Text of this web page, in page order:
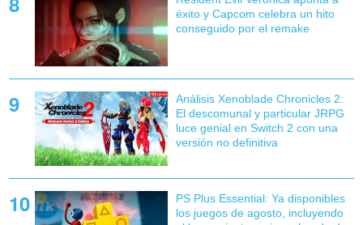
éxito y Capcom celebra un hito
conseguido por el remake
Análisis Xenoblade Chronicles 2:
El descomunal y particular JRPG
luce genial en Switch 2 con una
versión no definitiva
PS Plus Essential: Ya disponibles
los juegos de agosto, incluyendo